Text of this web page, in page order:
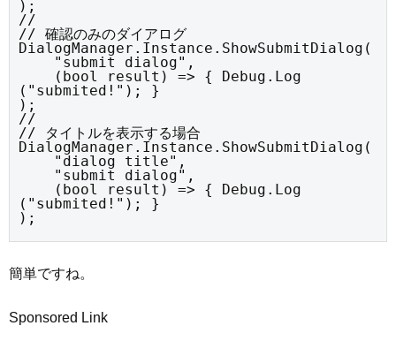
);
//
// 確認のみのダイアログ
DialogManager.Instance.ShowSubmitDialog(
("submited!"); }
);
//
// タイトルを表示する場合
DialogManager.Instance.ShowSubmitDialog(
("submited!"); }
);
簡単ですね。
Sponsored Link